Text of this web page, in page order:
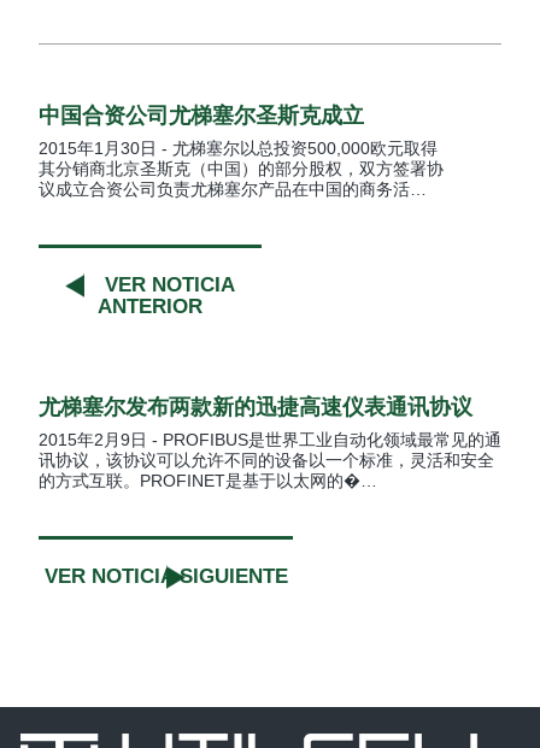
中国合资公司尤梯塞尔圣斯克成立
2015年1月30日 - 尤梯塞尔以总投资500,000欧元取得
其分销商北京圣斯克（中国）的部分股权，双方签署协
议成立合资公司负责尤梯塞尔产品在中国的商务活…
VER NOTICIA
ANTERIOR
尤梯塞尔发布两款新的迅捷高速仪表通讯协议
2015年2月9日 - PROFIBUS是世界工业自动化领域最常见的通
讯协议，该协议可以允许不同的设备以一个标准，灵活和安全
的方式互联。PROFINET是基于以太网的�…
VER NOTICIA SIGUIENTE